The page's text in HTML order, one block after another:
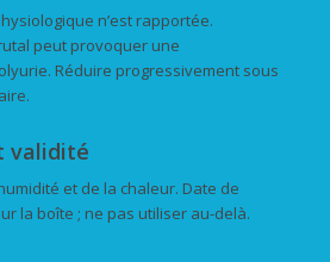
n’est rapportée.
peut provoquer une
Réduire progressivement sous
validité
et de la chaleur. Date de
la boîte ; ne pas utiliser au-delà.